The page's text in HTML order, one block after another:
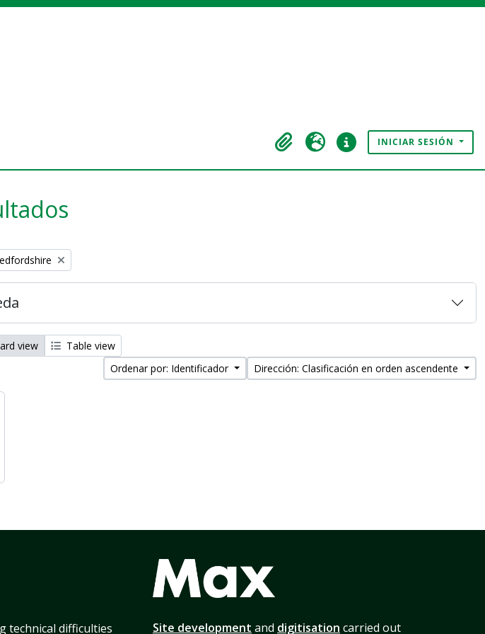
Portapapeles
Idioma Enlaces rápidosINICIAR SESIÓN
filter:
view
Table view
Ordenar por: Identificador
Dirección: Clasificación en orden ascendente
technical difficulties Site development and digitisation carried out